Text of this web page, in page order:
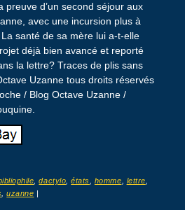
preuve d’un second séjour aux
avec une incursion plus à
santé de sa mère lui a-t-elle
déjà bien avancé et reporté
la lettre? Traces de plis sans
Uzanne tous droits réservés
/ Blog Octave Uzanne /
,dactylo ,états homme lettre
,uzanne